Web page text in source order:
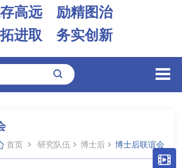
高远 励精图治
进取 务实创新
首页 研究队伍 博士后 博士后联谊会